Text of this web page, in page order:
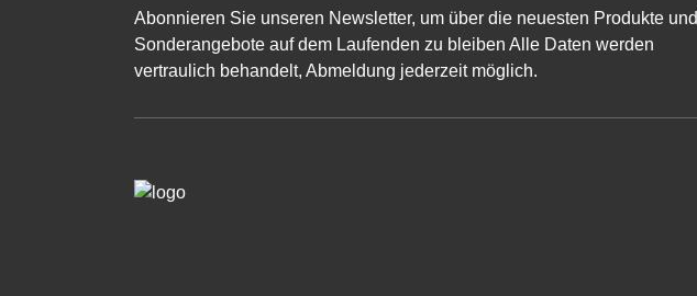
Abonnieren Sie unseren Newsletter, um über die neuesten Produkte und
Sonderangebote auf dem Laufenden zu bleiben Alle Daten werden
vertraulich behandelt, Abmeldung jederzeit möglich.